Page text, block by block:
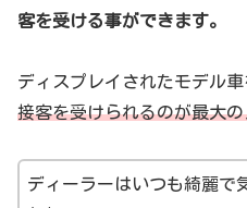
客を受ける事ができます。
ディスプレイされたモデル車
接客を受けられるのが最大
ディーラーはいつも綺麗で